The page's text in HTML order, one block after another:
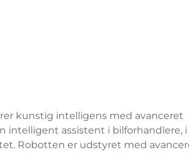
kunstig intelligens med avanceret
intelligent assistent i bilforhandlere,
Robotten er udstyret med